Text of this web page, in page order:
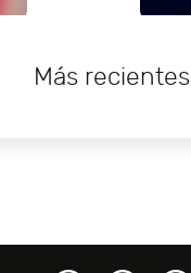
Más recientes